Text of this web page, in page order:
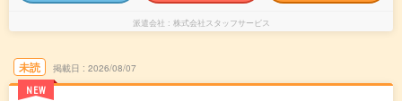
派遣会社 株式会社スタッフサービス
未読
NEW
掲載日 2026/08/07